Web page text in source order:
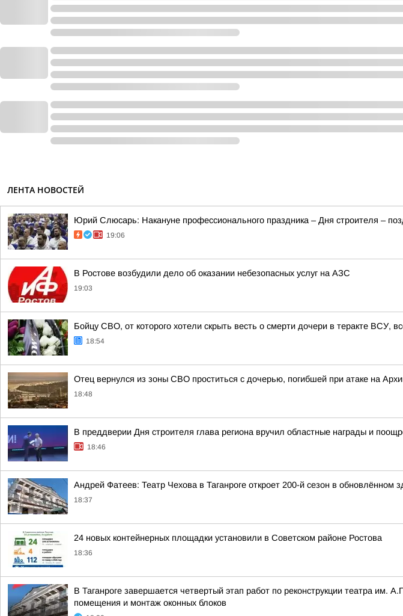
ЛЕНТА НОВОСТЕЙ
Юрий Слюсарь: Накануне профессионального праздника – Дня строителя –
19:06
В Ростове возбудили дело об оказании небезопасных услуг на АЗС
19:03
Бойцу СВО, от которого хотели скрыть весть о смерти дочери в теракте ВСУ,
18:54
Отец вернулся из зоны СВО проститься с дочерью, погибшей при атаке на
18:48
В преддверии Дня строителя глава региона вручил областные награды и
18:46
Андрей Фатеев: Театр Чехова в Таганроге откроет 200-й сезон в обновлённом
18:37
24 новых контейнерных площадки установили в Советском районе Ростова
18:36
В Таганроге завершается четвертый этап работ по реконструкции театра
помещения и монтаж оконных блоков